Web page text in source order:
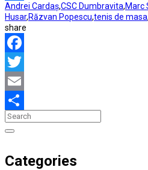
Partajează
Andrei Cardaș,CSC Dumbravita,Marc
Husar,Răzvan Popescu,tenis de masa,
share
Facebook
Twitter
Email
Partajează
Categories